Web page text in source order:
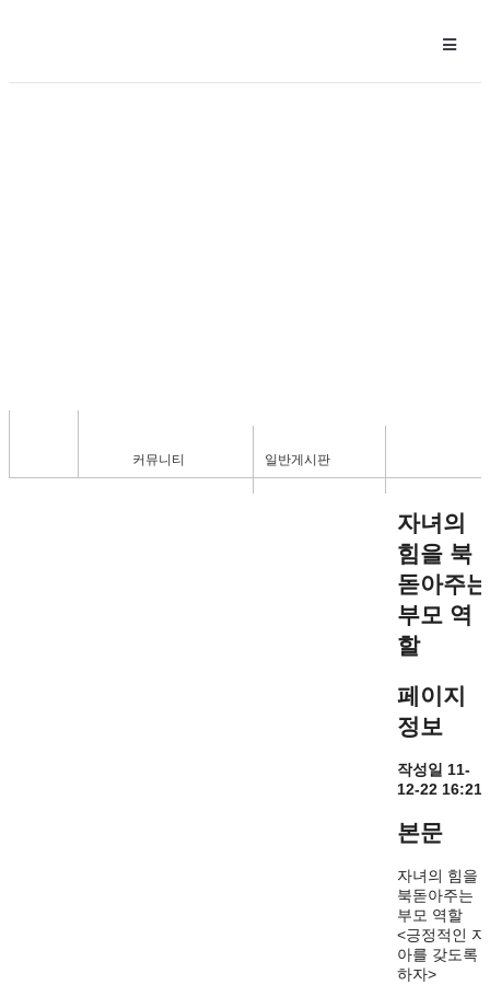
커뮤니티 일반게시판
자녀의
힘을 북
돋아주는
부모 역
할
페이지
정보
작성일 11-
12-22 16:21
본문
자녀의 힘을
북돋아주는
부모 역할
<긍정적인 자
아를 갖도록
하자>